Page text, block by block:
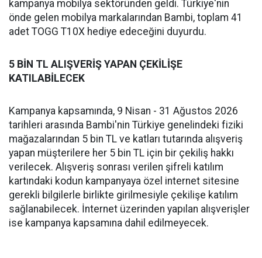
kampanya mobilya sektöründen geldi. Türkiye'nin
önde gelen mobilya markalarından Bambi, toplam 41
adet TOGG T10X hediye edeceğini duyurdu.
5 BİN TL ALIŞVERİŞ YAPAN ÇEKİLİŞE
KATILABİLECEK
Kampanya kapsamında, 9 Nisan - 31 Ağustos 2026
tarihleri arasında Bambi'nin Türkiye genelindeki fiziki
mağazalarından 5 bin TL ve katları tutarında alışveriş
yapan müşterilere her 5 bin TL için bir çekiliş hakkı
verilecek. Alışveriş sonrası verilen şifreli katılım
kartındaki kodun kampanyaya özel internet sitesine
gerekli bilgilerle birlikte girilmesiyle çekilişe katılım
sağlanabilecek. İnternet üzerinden yapılan alışverişler
ise kampanya kapsamına dahil edilmeyecek.